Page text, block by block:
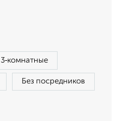
3‑комнатные
Без посредников